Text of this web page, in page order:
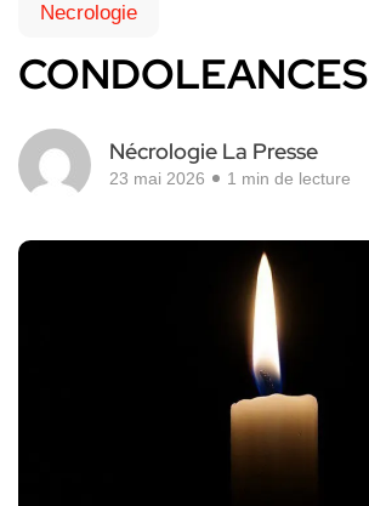
Necrologie
CONDOLEANCES
Nécrologie La Presse
23 mai 2026 1 min de lecture